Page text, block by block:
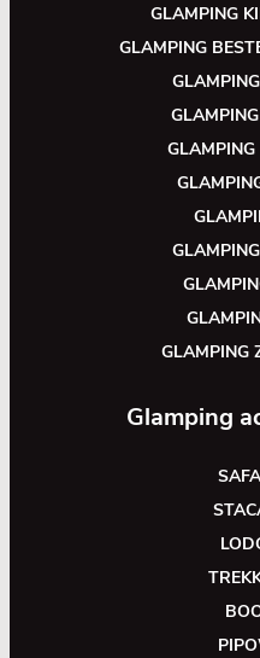
GLAMPING
GLAMPING
GLAMPING
Glamping